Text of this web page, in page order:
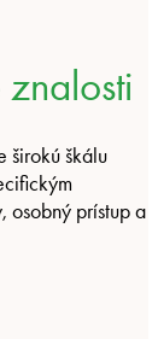
širokú škálu
osobný prístup a